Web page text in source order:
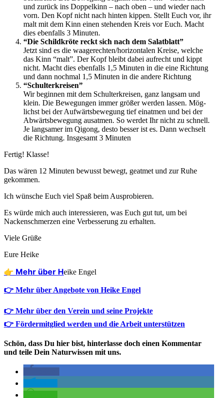
und zurück ins Dop­pel­kinn – nach oben – und wie­der nach
vorn. Den Kopf nicht nach hin­ten kip­pen. Stellt Euch vor, ihr
malt mit dem Kinn einen ste­hen­den Kreis vor Euch. Macht
dies eben­falls 3 Minuten.
“Die Schild­krö­te reckt sich nach dem Salatblatt”
Jetzt sind es die waagerechten/horizontalen Krei­se, wel­che
das Kinn “malt”. Der Kopf bleibt dabei auf­recht und kippt
nicht. Macht dies eben­falls 1,5 Minu­ten in die eine Rich­tung
und dann noch­mal 1,5 Minu­ten in die ande­re Richtung
“Schul­ter­krei­sen”
Wir begin­nen mit dem Schul­ter­krei­sen, ganz lang­sam und
klein. Die Bewe­gun­gen immer grö­ßer wer­den las­sen. Mög­
lichst bei der Auf­wärts­be­we­gung tief ein­at­men und bei der
Abwärts­be­we­gung aus­at­men. So wer­det Ihr nicht zu schnell.
Je lang­sa­mer im Qigong, des­to bes­ser ist es. Dann wech­selt
die Rich­tung. Ins­ge­samt 3 Minuten
Fer­tig! Klasse!
Das wären 12 Minu­ten bewusst bewegt, geat­met und zur Ruhe
gekommen.
Ich wün­sche Euch viel Spaß beim Ausprobieren.
Es wür­de mich auch inter­es­sie­ren, was Euch gut tut, um bei
Nacken­schmer­zen eine Ver­bes­se­rung zu erhalten.
Vie­le Grüße
Eure Hei­ke
👉 Mehr über Heike Engel
👉 Mehr über Angebote von Heike Engel
👉 Mehr über den Verein und seine Projekte
👉 Fördermitglied werden und die Arbeit unterstützen
Schön, dass Du hier bist, hinterlasse doch einen Kommentar
und teile Dein Naturwissen mit uns.